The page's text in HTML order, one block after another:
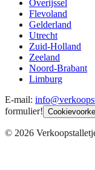
Overijssel
Flevoland
Gelderland
Utrecht
Zuid-Holland
Zeeland
Noord-Brabant
Limburg
E-mail:
formulier!
© 2026